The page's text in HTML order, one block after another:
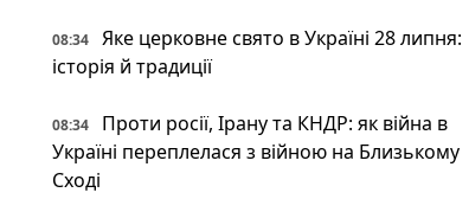
08:34
Яке церковне свято в Україні 28 липня:
історія й традиції
08:34
Проти росії, Ірану та КНДР: як війна в
Україні переплелася з війною на Близькому
Сході